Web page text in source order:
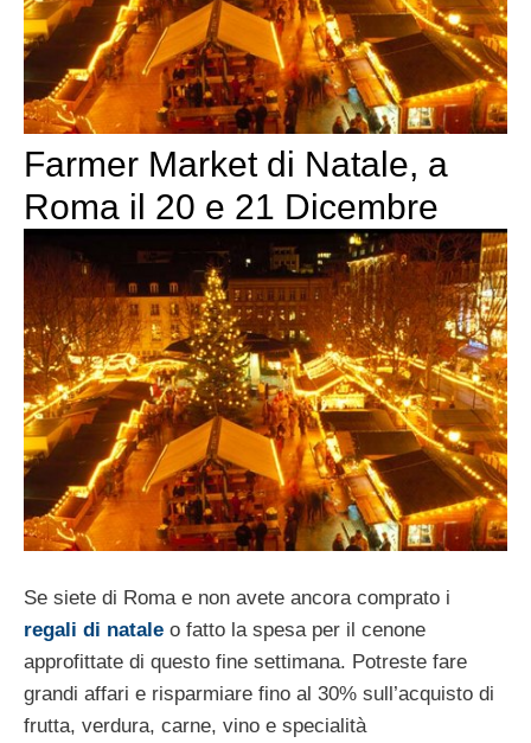
Farmer Market di Natale, a
Roma il 20 e 21 Dicembre
Se siete di Roma e non avete ancora comprato i
regali di natale o fatto la spesa per il cenone
approfittate di questo fine settimana. Potreste fare
grandi affari e risparmiare fino al 30% sull’acquisto di
frutta, verdura, carne, vino e specialità